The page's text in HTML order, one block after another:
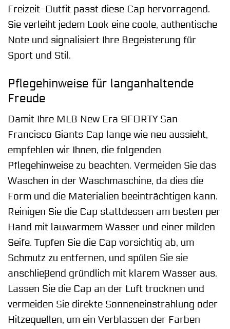
Freizeit-Outfit passt diese Cap hervorragend.
Sie verleiht jedem Look eine coole, authentische
Note und signalisiert Ihre Begeisterung für
Sport und Stil.
Pflegehinweise für langanhaltende
Freude
Damit Ihre MLB New Era 9FORTY San
Francisco Giants Cap lange wie neu aussieht,
empfehlen wir Ihnen, die folgenden
Pflegehinweise zu beachten. Vermeiden Sie das
Waschen in der Waschmaschine, da dies die
Form und die Materialien beeinträchtigen kann.
Reinigen Sie die Cap stattdessen am besten per
Hand mit lauwarmem Wasser und einer milden
Seife. Tupfen Sie die Cap vorsichtig ab, um
Schmutz zu entfernen, und spülen Sie sie
anschließend gründlich mit klarem Wasser aus.
Lassen Sie die Cap an der Luft trocknen und
vermeiden Sie direkte Sonneneinstrahlung oder
Hitzequellen, um ein Verblassen der Farben